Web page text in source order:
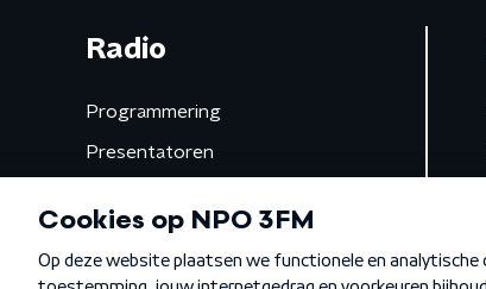
Radio
Programmering
Presentatoren
Gemist